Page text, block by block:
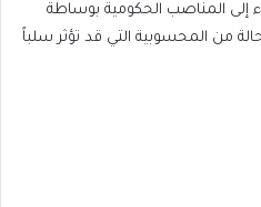
إلى المناصب الحكومية بوساطة
من المحسوبية التي قد تؤثر سلباً